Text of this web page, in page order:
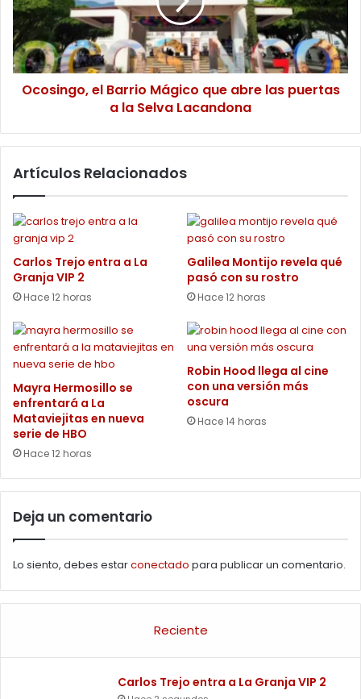
que
abre
las
puertas
a
Ocosingo, el Barrio Mágico que abre las puertas
a la Selva Lacandona
Artículos Relacionados
Carlos Trejo entra a La
Granja VIP 2
Hace 12 horas
Galilea Montijo revela qué
pasó con su rostro
Hace 12 horas
Mayra Hermosillo se
enfrentará a La
Mataviejitas en nueva
serie de HBO
Hace 12 horas
Robin Hood llega al cine
con una versión más
oscura
Hace 14 horas
Deja un comentario
Lo siento, debes estarconectado para publicar un comentario.
Reciente
Carlos Trejo entra a La Granja VIP 2